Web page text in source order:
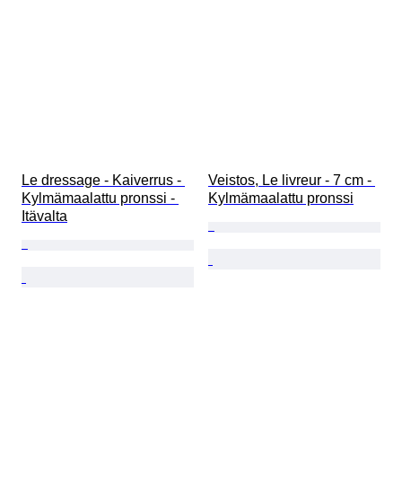
Le dressage - Kaiverrus -
Kylmämaalattu pronssi -
Itävalta
Veistos, Le livreur - 7 cm -
Kylmämaalattu pronssi